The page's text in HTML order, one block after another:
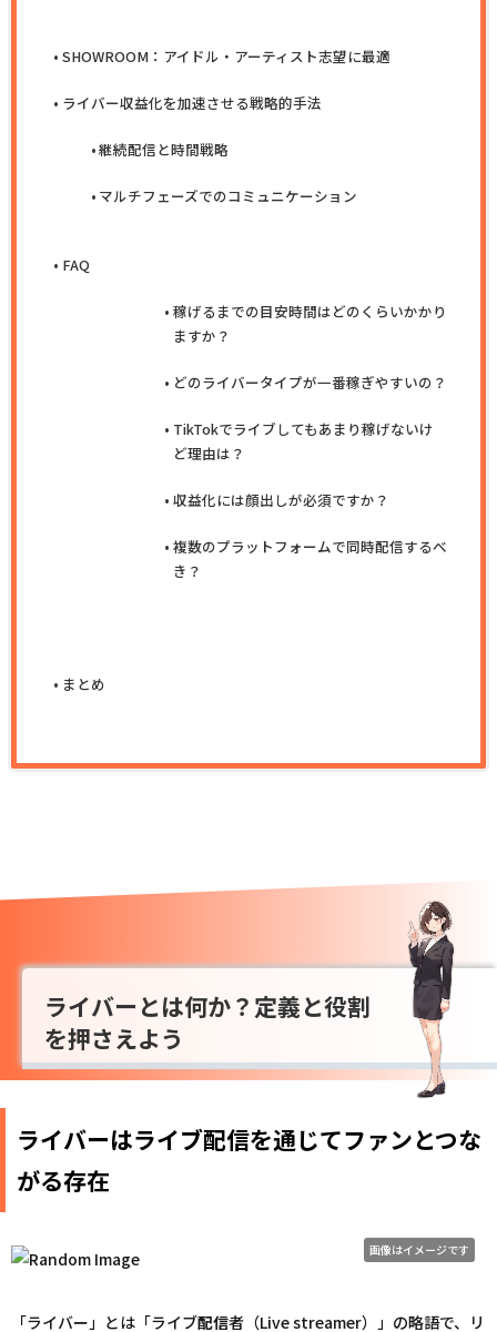
SHOWROOM：アイドル・アーティスト志望に最適
ライバー収益化を加速させる戦略的手法
継続配信と時間戦略
マルチフェーズでのコミュニケーション
FAQ
稼げるまでの目安時間はどのくらいかかり
ますか？
どのライバータイプが一番稼ぎやすいの？
TikTokでライブしてもあまり稼げないけ
ど理由は？
収益化には顔出しが必須ですか？
複数のプラットフォームで同時配信するべ
き？
まとめ
ライバーとは何か？定義と役割
を押さえよう
ライバーはライブ配信を通じてファンとつな
がる存在
画像はイメージです
「ライバー」とは「ライブ配信者（Live streamer）」の略語で、リ